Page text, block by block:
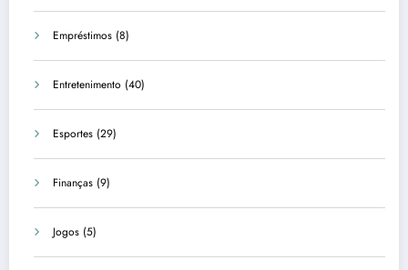
Empréstimos (8)
Entretenimento (40)
Esportes (29)
Finanças (9)
Jogos (5)